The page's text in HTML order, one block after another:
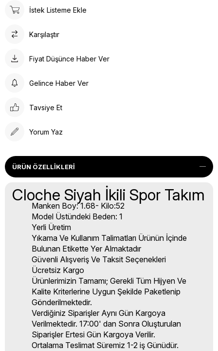
İstek Listeme Ekle
Karşılaştır
Fiyat Düşünce Haber Ver
Gelince Haber Ver
Tavsiye Et
Yorum Yaz
ÜRÜN ÖZELLIKLERI
Cloche Siyah İkili Spor Takım
Manken Boy: 1.68- Kilo:52
Model Üstündeki Beden: 1
Yerli Üretim
Yıkama Ve Kullanım Talimatları Ürünün İçinde
Bulunan Etikette Yer Almaktadır
Güvenli Alışveriş Ve Taksit Seçenekleri
Ücretsiz Kargo
Ürünlerimizin Tamamı; Gerekli Tüm Hijyen Ve
Kalite Kriterlerine Uygun Şekilde Paketlenip
Gönderilmektedir.
Verdiğiniz Siparişler Aynı Gün Kargoya
Verilmektedir. 17:00' dan Sonra Oluşturulan
Siparişler Ertesi Gün Kargoya Verilir.
Ortalama Teslimat Süremiz 1-2 iş Günüdür.